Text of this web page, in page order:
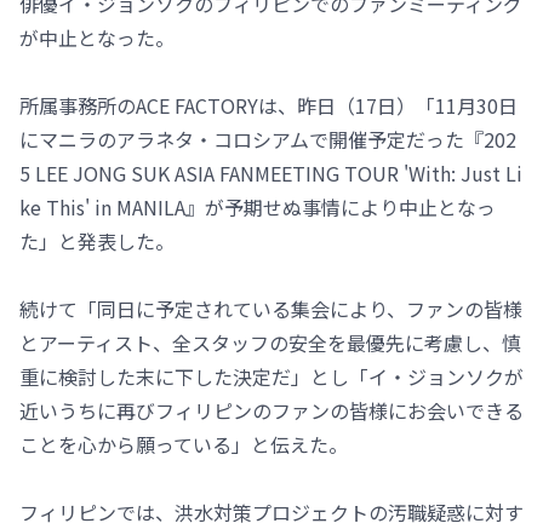
が中止となった。
所属事務所のACE FACTORYは、昨日（17日）「11月30日
にマニラのアラネタ・コロシアムで開催予定だった『202
5 LEE JONG SUK ASIA FANMEETING TOUR 'With: Just Li
ke This' in MANILA』が予期せぬ事情により中止となっ
た」と発表した。
続けて「同日に予定されている集会により、ファンの皆様
とアーティスト、全スタッフの安全を最優先に考慮し、慎
重に検討した末に下した決定だ」とし「イ・ジョンソクが
近いうちに再びフィリピンのファンの皆様にお会いできる
ことを心から願っている」と伝えた。
フィリピンでは、洪水対策プロジェクトの汚職疑惑に対す